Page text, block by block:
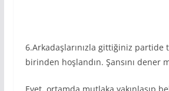
6.Arkadaşlarınızla gittiğiniz partide
birinden hoşlandın. Şansını dener